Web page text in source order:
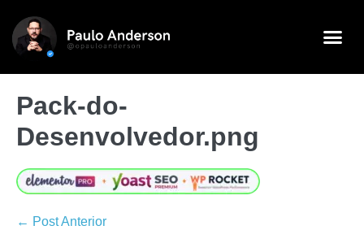
Pack-do-
Desenvolvedor.png
← Post Anterior